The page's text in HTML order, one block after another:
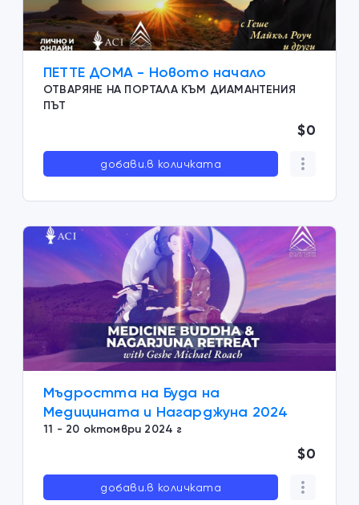
ПЕТТЕ ДОМА - Новото начало
ОТВАРЯНЕ НА ПОРТАЛА КЪМ ДИАМАНТЕНИЯ
ПЪТ
$0
добави.в количката
Мъдростта на Буда на
Медицината и Нагарджуна 2024
11 - 20 октомври 2024 г
$0
добави.в количката